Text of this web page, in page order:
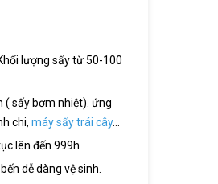
lượng sấy từ 50-100
( sấy bơm nhiệt). ứng
chi, máy sấy trái cây…
lên đến 999h
dễ dàng vệ sinh.